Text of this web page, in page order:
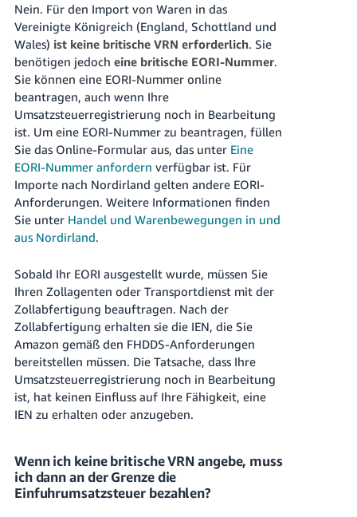
Nein. Für den Import von Waren in das
Vereinigte Königreich (England, Schottland und
Wales) ist keine britische VRN erforderlich. Sie
benötigen jedoch eine britische EORI-Nummer.
Sie können eine EORI-Nummer online
beantragen, auch wenn Ihre
Umsatzsteuerregistrierung noch in Bearbeitung
ist. Um eine EORI-Nummer zu beantragen, füllen
Sie das Online-Formular aus, das unter Eine
EORI-Nummer anfordern verfügbar ist. Für
Importe nach Nordirland gelten andere EORI-
Anforderungen. Weitere Informationen finden
Sie unter Handel und Warenbewegungen in und
aus Nordirland.
Sobald Ihr EORI ausgestellt wurde, müssen Sie
Ihren Zollagenten oder Transportdienst mit der
Zollabfertigung beauftragen. Nach der
Zollabfertigung erhalten sie die IEN, die Sie
Amazon gemäß den FHDDS-Anforderungen
bereitstellen müssen. Die Tatsache, dass Ihre
Umsatzsteuerregistrierung noch in Bearbeitung
ist, hat keinen Einfluss auf Ihre Fähigkeit, eine
IEN zu erhalten oder anzugeben.
Wenn ich keine britische VRN angebe, muss
ich dann an der Grenze die
Einfuhrumsatzsteuer bezahlen?